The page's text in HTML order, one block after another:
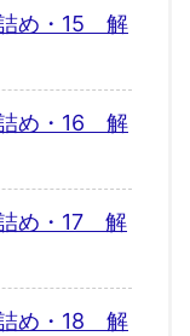
め・15 解
め・16 解
め・17 解
め・18 解